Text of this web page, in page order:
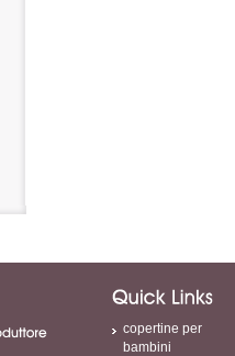
copertine per
bambini